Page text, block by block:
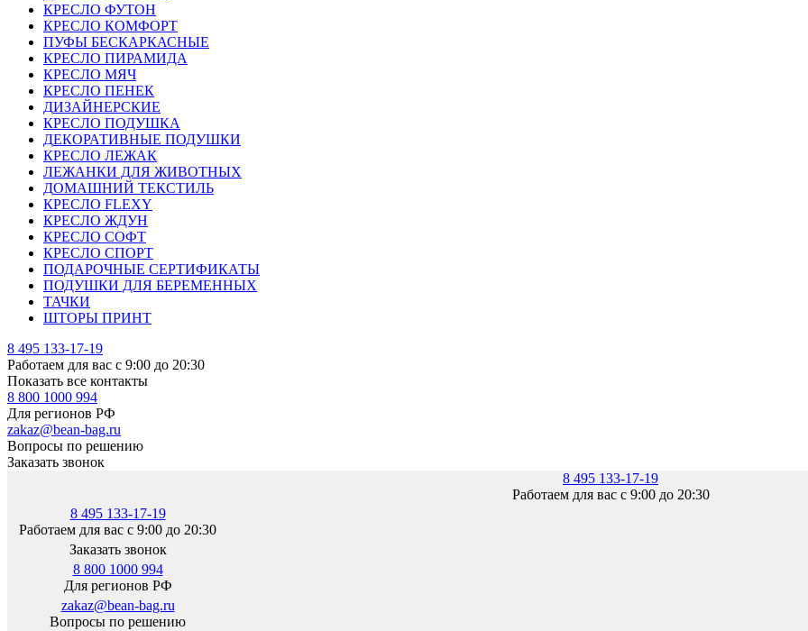
КРЕСЛО ФУТОН
КРЕСЛО КОМФОРТ
ПУФЫ БЕСКАРКАСНЫЕ
КРЕСЛО ПИРАМИДА
КРЕСЛО МЯЧ
КРЕСЛО ПЕНЕК
ДИЗАЙНЕРСКИЕ
КРЕСЛО ПОДУШКА
ДЕКОРАТИВНЫЕ ПОДУШКИ
КРЕСЛО ЛЕЖАК
ЛЕЖАНКИ ДЛЯ ЖИВОТНЫХ
ДОМАШНИЙ ТЕКСТИЛЬ
КРЕСЛО FLEXY
КРЕСЛО ЖДУН
КРЕСЛО СОФТ
КРЕСЛО СПОРТ
ПОДАРОЧНЫЕ СЕРТИФИКАТЫ
ПОДУШКИ ДЛЯ БЕРЕМЕННЫХ
ТАЧКИ
ШТОРЫ ПРИНТ
8 495 133-17-19
Работаем для вас с 9:00 до 20:30
Показать все контакты
8 800 1000 994
Для регионов РФ
zakaz@bean-bag.ru
Вопросы по решению
Заказать звонок
8 495 133-17-19
Работаем для вас с 9:00 до 20:30
8 495 133-17-19
Работаем для вас с 9:00 до 20:30
Заказать звонок
8 800 1000 994
Для регионов РФ
zakaz@bean-bag.ru
Вопросы по решению